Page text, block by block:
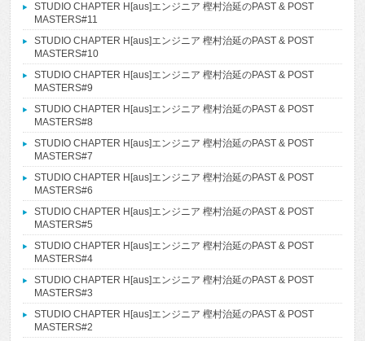
STUDIO CHAPTER H[aus]エンジニア 樫村治延のPAST & POST
MASTERS#11
STUDIO CHAPTER H[aus]エンジニア 樫村治延のPAST & POST
MASTERS#10
STUDIO CHAPTER H[aus]エンジニア 樫村治延のPAST & POST
MASTERS#9
STUDIO CHAPTER H[aus]エンジニア 樫村治延のPAST & POST
MASTERS#8
STUDIO CHAPTER H[aus]エンジニア 樫村治延のPAST & POST
MASTERS#7
STUDIO CHAPTER H[aus]エンジニア 樫村治延のPAST & POST
MASTERS#6
STUDIO CHAPTER H[aus]エンジニア 樫村治延のPAST & POST
MASTERS#5
STUDIO CHAPTER H[aus]エンジニア 樫村治延のPAST & POST
MASTERS#4
STUDIO CHAPTER H[aus]エンジニア 樫村治延のPAST & POST
MASTERS#3
STUDIO CHAPTER H[aus]エンジニア 樫村治延のPAST & POST
MASTERS#2